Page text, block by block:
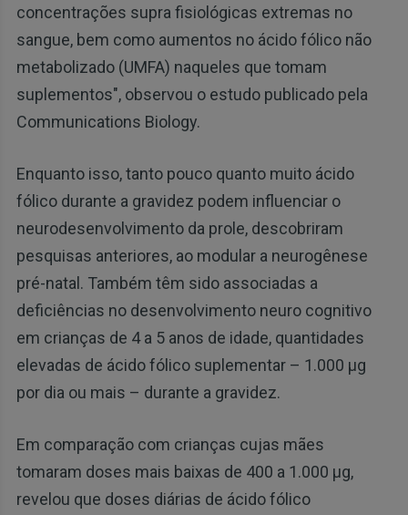
concentrações supra fisiológicas extremas no
sangue, bem como aumentos no ácido fólico não
metabolizado (UMFA) naqueles que tomam
suplementos", observou o estudo publicado pela
Communications Biology.
Enquanto isso, tanto pouco quanto muito ácido
fólico durante a gravidez podem influenciar o
neurodesenvolvimento da prole, descobriram
pesquisas anteriores, ao modular a neurogênese
pré-natal. Também têm sido associadas a
deficiências no desenvolvimento neuro cognitivo
em crianças de 4 a 5 anos de idade, quantidades
elevadas de ácido fólico suplementar – 1.000 μg
por dia ou mais – durante a gravidez.
Em comparação com crianças cujas mães
tomaram doses mais baixas de 400 a 1.000 μg,
revelou que doses diárias de ácido fólico